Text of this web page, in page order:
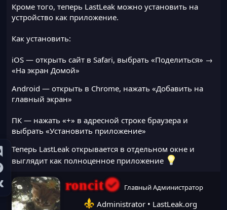
Кроме того, теперь LastLeak можно установить на
устройство как приложение.
Как установить:
iOS — открыть сайт в Safari, выбрать «Поделиться» →
«На экран Домой»
Android — открыть в Chrome, нажать «Добавить на
главный экран»
ПК — нажать «+» в адресной строке браузера и
выбрать «Установить приложение»
Теперь LastLeak открывается в отдельном окне и
выглядит как полноценное приложение
в
roncit Главный Администратор
Administrator • LastLeak.org​